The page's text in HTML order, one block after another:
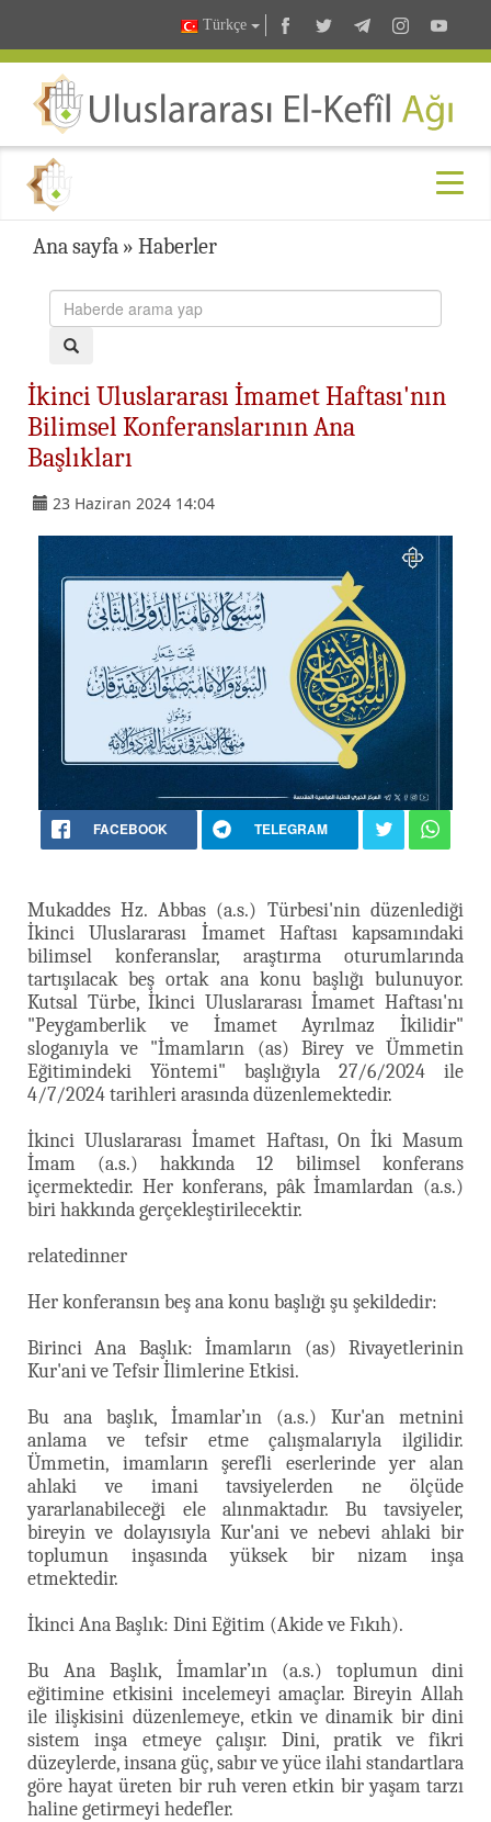
Türkçe
Ana sayfa » Haberler
İkinci Uluslararası İmamet Haftası'nın
Bilimsel Konferanslarının Ana
Başlıkları
23 Haziran 2024 14:04
FACEBOOK TELEGRAM
Mukaddes Hz. Abbas (a.s.) Türbesi'nin düzenlediği
İkinci Uluslararası İmamet Haftası kapsamındaki
bilimsel konferanslar, araştırma oturumlarında
tartışılacak beş ortak ana konu başlığı bulunuyor.
Kutsal Türbe, İkinci Uluslararası İmamet Haftası'nı
"Peygamberlik ve İmamet Ayrılmaz İkilidir"
sloganıyla ve "İmamların (as) Birey ve Ümmetin
Eğitimindeki Yöntemi" başlığıyla 27/6/2024 ile
4/7/2024 tarihleri arasında düzenlemektedir.
İkinci Uluslararası İmamet Haftası, On İki Masum
İmam (a.s.) hakkında 12 bilimsel konferans
içermektedir. Her konferans, pâk İmamlardan (a.s.)
biri hakkında gerçekleştirilecektir.
relatedinner
Her konferansın beş ana konu başlığı şu şekildedir:
Birinci Ana Başlık: İmamların (as) Rivayetlerinin
Kur'ani ve Tefsir İlimlerine Etkisi.
Bu ana başlık, İmamlar’ın (a.s.) Kur'an metnini
anlama ve tefsir etme çalışmalarıyla ilgilidir.
Ümmetin, imamların şerefli eserlerinde yer alan
ahlaki ve imani tavsiyelerden ne ölçüde
yararlanabileceği ele alınmaktadır. Bu tavsiyeler,
bireyin ve dolayısıyla Kur'ani ve nebevi ahlaki bir
toplumun inşasında yüksek bir nizam inşa
etmektedir.
İkinci Ana Başlık: Dini Eğitim (Akide ve Fıkıh).
Bu Ana Başlık, İmamlar’ın (a.s.) toplumun dini
eğitimine etkisini incelemeyi amaçlar. Bireyin Allah
ile ilişkisini düzenlemeye, etkin ve dinamik bir dini
sistem inşa etmeye çalışır. Dini, pratik ve fikri
düzeylerde, insana güç, sabır ve yüce ilahi standartlara
göre hayat üreten bir ruh veren etkin bir yaşam tarzı
haline getirmeyi hedefler.